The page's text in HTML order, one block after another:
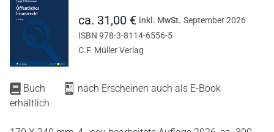
Buch
nach Erscheinen auch als E-Book
erhältlich
ca. 31,00 € inkl. MwSt. September 2026
ISBN 978-3-8114-6556-5
C.F. Müller Verlag